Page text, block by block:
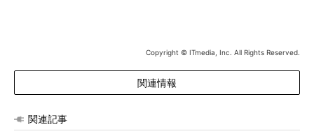
Copyright © ITmedia, Inc. All Rights Reserved.
関連情報
関連記事